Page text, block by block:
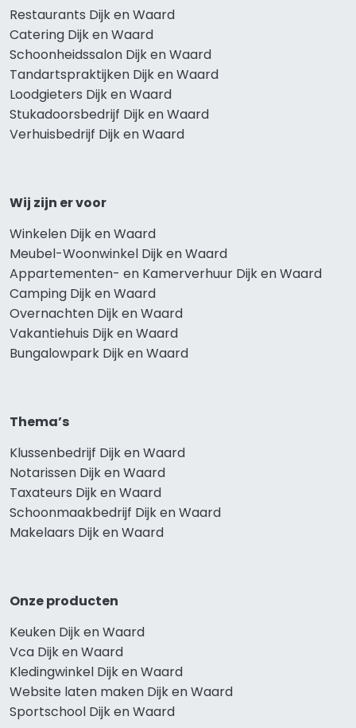
Restaurants Dijk en Waard
Catering Dijk en Waard
Schoonheidssalon Dijk en Waard
Tandartspraktijken Dijk en Waard
Loodgieters Dijk en Waard
Stukadoorsbedrijf Dijk en Waard
Verhuisbedrijf Dijk en Waard
Wij zijn er voor
Winkelen Dijk en Waard
Meubel-Woonwinkel Dijk en Waard
Appartementen- en Kamerverhuur Dijk en Waard
Camping Dijk en Waard
Overnachten Dijk en Waard
Vakantiehuis Dijk en Waard
Bungalowpark Dijk en Waard
Thema’s
Klussenbedrijf Dijk en Waard
Notarissen Dijk en Waard
Taxateurs Dijk en Waard
Schoonmaakbedrijf Dijk en Waard
Makelaars Dijk en Waard
Onze producten
Keuken Dijk en Waard
Vca Dijk en Waard
Kledingwinkel Dijk en Waard
Website laten maken Dijk en Waard
Sportschool Dijk en Waard